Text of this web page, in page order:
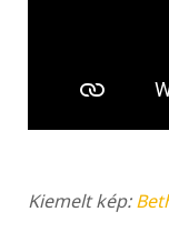
Kiemelt kép: